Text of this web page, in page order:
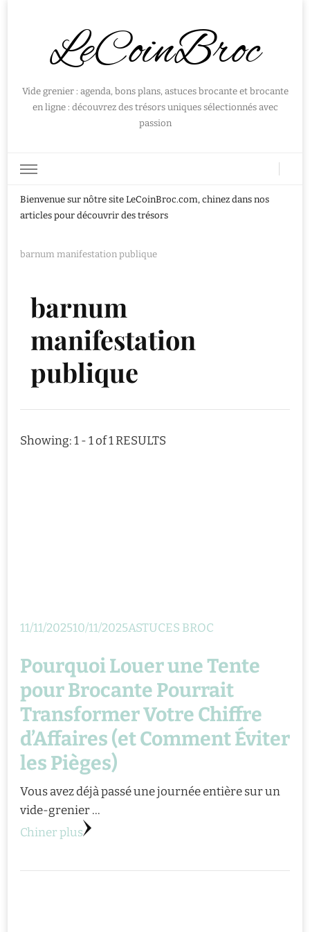
LeCoinBroc
Vide grenier : agenda, bons plans, astuces brocante et brocante
en ligne : découvrez des trésors uniques sélectionnés avec
passion
Bienvenue sur nôtre site LeCoinBroc.com, chinez dans nos
articles pour découvrir des trésors
barnum manifestation publique
barnum
manifestation
publique
Showing: 1 - 1 of 1 RESULTS
11/11/202510/11/2025ASTUCES BROC
Pourquoi Louer une Tente
pour Brocante Pourrait
Transformer Votre Chiffre
d’Affaires (et Comment Éviter
les Pièges)
Vous avez déjà passé une journée entière sur un
vide-grenier …
Chiner plus